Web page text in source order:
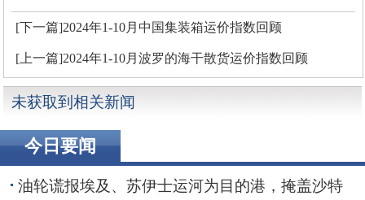
[下一篇]2024年1-10月中国集装箱运价指数回顾
[上一篇]2024年1-10月波罗的海干散货运价指数回顾
未获取到相关新闻
今日要闻
油轮谎报埃及、苏伊士运河为目的港，掩盖沙特